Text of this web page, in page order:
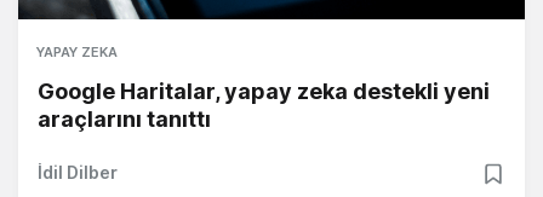
YAPAY ZEKA
Google Haritalar, yapay zeka destekli yeni
araçlarını tanıttı
İdil Dilber